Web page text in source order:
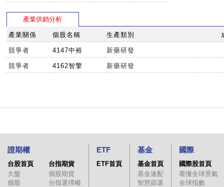
產業供銷分析
產業關係 個股名稱 生產類別
競爭者 4147中裕 新藥研發
競爭者 4162智擎 新藥研發
證期權
台股首頁
大盤
個股
台指期貨
個股期貨
台指選擇權
ETF
ETF首頁
基金
基金首頁
基金速配
智慧篩選
國際
國際股首頁
看懂全球景氣
全球指數